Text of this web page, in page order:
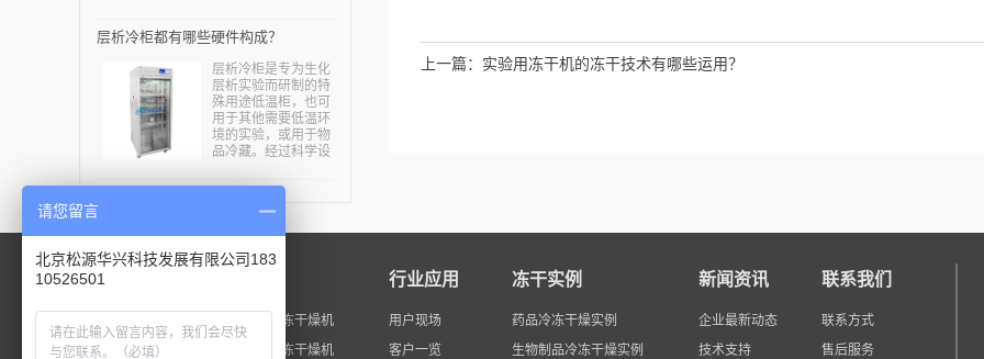
需求量不断增多。真
于具有低温干燥、有
效成分破坏少、疏松
易溶化吸收、干燥和
灭菌同时进行的优
点，从而能确保产品
有效成分高、无菌指
业内人士指出，国内
业还取得了突破性的
进展，一定程度上降
低了能耗，减轻了污
实现绿色生产，低碳
生产做出应有的贡
层析冷柜都有哪些硬件构成？
层析冷柜是专为生化
层析实验而研制的特
殊用途低温柜，也可
用于其他需要低温环
境的实验，或用于物
品冷藏。经过科学设
不超过2米，便于进出
柜主要用在生命科学
研究的高校学科和科
研院所，主要用来进
行各种酶类，肽类，
验。也可用于其他需
要低温环境的实验，
或用于物品冷藏。专
上一篇： 实验用冻干机的冻干技术有哪些运用？
公司介绍
荣誉资质
实验型真空冷冻干燥机
中试型真空冷冻干燥机
行业应用
用户现场
客户一览
冻干实例
药品冷冻干燥实例
生物制品冷冻干燥实例
新闻资讯
企业最新动态
技术支持
联系我们
联系方式
售后服务
请您留言
北京松源华兴科技发展有限公司183
10526501